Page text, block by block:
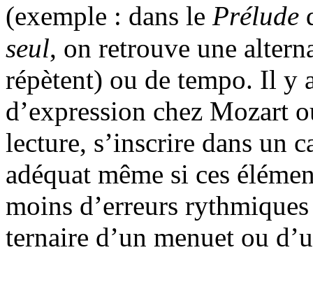
(exemple : dans le Prélude
seul, on retrouve une
répètent) ou de tempo. Il y
d’expression chez Mozart
lecture, s’inscrire dans un
adéquat même si ces
moins d’erreurs
ternaire d’un menuet ou